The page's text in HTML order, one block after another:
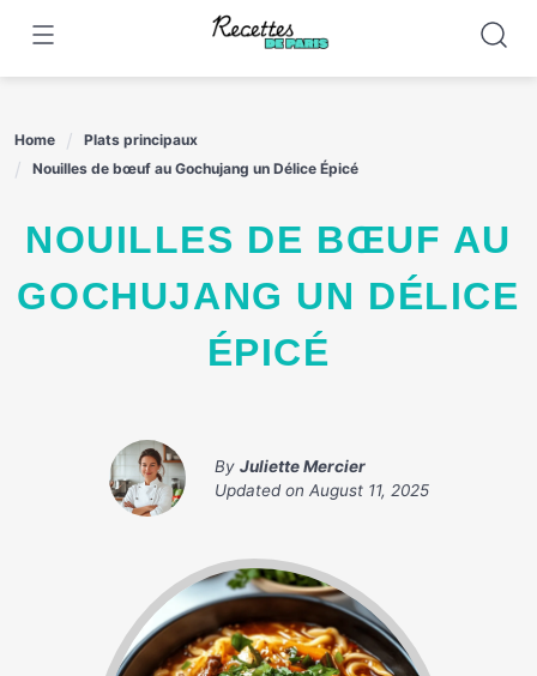
content
Home
Plats principaux
Nouilles de bœuf au Gochujang un Délice Épicé
NOUILLES DE BŒUF AU
GOCHUJANG UN DÉLICE
ÉPICÉ
By Juliette Mercier
Updated on August 11, 2025